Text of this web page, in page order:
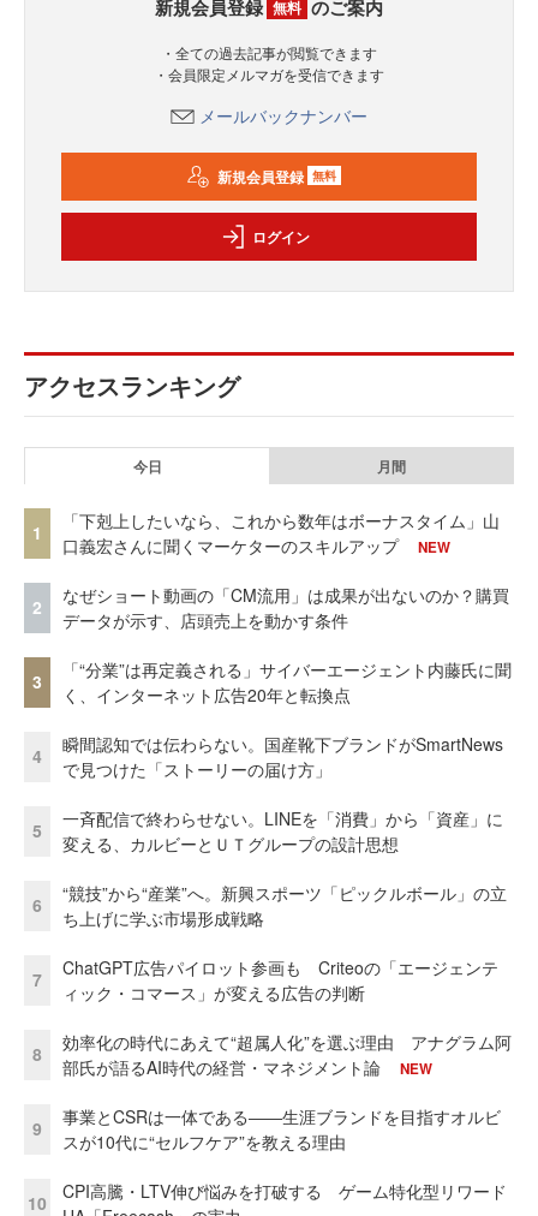
新規会員登録 無料 のご案内
・全ての過去記事が閲覧できます
・会員限定メルマガを受信できます
メールバックナンバー
新規会員登録 無料
ログイン
アクセスランキング
今日 月間
1
「下剋上したいなら、これから数年はボーナスタイム」山
口義宏さんに聞くマーケターのスキルアップ
NEW
2
なぜショート動画の「CM流用」は成果が出ないのか？購買
データが示す、店頭売上を動かす条件
3
「“分業”は再定義される」サイバーエージェント内藤氏に聞
く、インターネット広告20年と転換点
4
瞬間認知では伝わらない。国産靴下ブランドがSmartNews
で見つけた「ストーリーの届け方」
5
一斉配信で終わらせない。LINEを「消費」から「資産」に
変える、カルビーとＵＴグループの設計思想
6
“競技”から“産業”へ。新興スポーツ「ピックルボール」の立
ち上げに学ぶ市場形成戦略
7
ChatGPT広告パイロット参画も Criteoの「エージェンテ
ィック・コマース」が変える広告の判断
8
効率化の時代にあえて“超属人化”を選ぶ理由 アナグラム阿
部氏が語るAI時代の経営・マネジメント論
NEW
9
事業とCSRは一体である――生涯ブランドを目指すオルビ
スが10代に“セルフケア”を教える理由
10
CPI高騰・LTV伸び悩みを打破する ゲーム特化型リワード